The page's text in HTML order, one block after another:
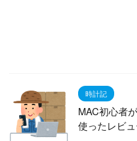
時計記
MAC初心者
使ったレビ